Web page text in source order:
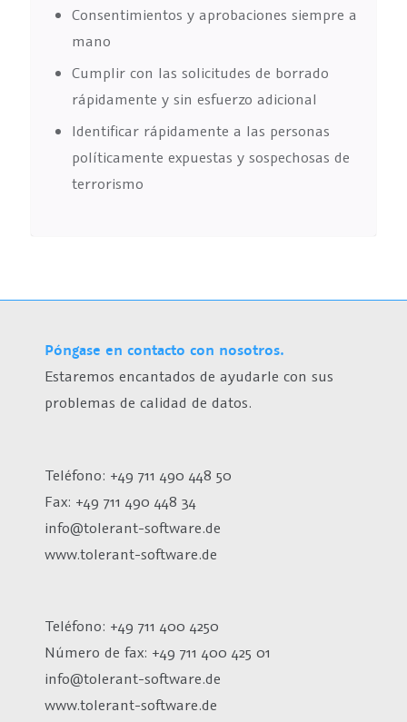
Consentimientos y aprobaciones siempre a
mano
Cumplir con las solicitudes de borrado
rápidamente y sin esfuerzo adicional
Identificar rápidamente a las personas
políticamente expuestas y sospechosas de
terrorismo
Póngase en contacto con nosotros.
Estaremos encantados de ayudarle con sus
problemas de calidad de datos.
Teléfono: +49 711 490 448 50
Fax: +49 711 490 448 34
info@tolerant-software.de
www.tolerant-software.de
Teléfono: +49 711 400 4250
Número de fax: +49 711 400 425 01
info@tolerant-software.de
www.tolerant-software.de